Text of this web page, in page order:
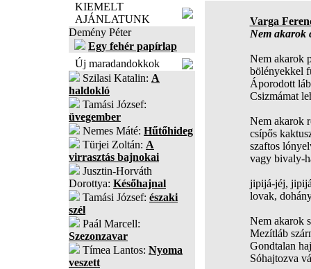
KIEMELT
AJÁNLATUNK
Demény Péter
Egy fehér papírlap
Új maradandokkok
Szilasi Katalin: A
haldokló
Tamási József:
üvegember
Nemes Máté: Hűtőhideg
Türjei Zoltán: A
virrasztás bajnokai
Jusztin-Horváth
Dorottya: Későhajnal
Tamási József: északi
szél
Paál Marcell:
Szezonzavar
Tímea Lantos: Nyoma
veszett
Varga
Nem akarok
Nem akarok
bölényekkel
Áporodott
Csizmámat
Nem akarok
csípős
szaftos
vagy bivaly-
jipijá-jéj,
lovak,
Nem akarok
Mezítláb
Gondtalan
Sóhajtozva